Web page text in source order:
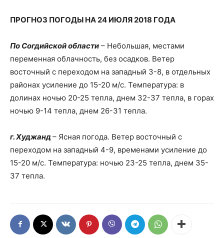
ПРОГНОЗ ПОГОДЫ НА 24 ИЮЛЯ 2018 ГОДА
По Согдийской области – Небольшая, местами
переменная облачность, без осадков. Ветер
восточный с переходом на западный 3-8, в отдельных
районах усиление до 15-20 м/с. Температура: в
долинах ночью 20-25 тепла, днем 32-37 тепла, в горах
ночью 9-14 тепла, днем 26-31 тепла.
г. Худжанд– Ясная погода. Ветер восточный с
переходом на западный 4-9, временами усиление до
15-20 м/с. Температура: ночью 23-25 тепла, днем 35-
37 тепла.